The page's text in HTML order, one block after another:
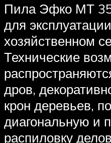
Пила Эфко МТ
для
хозяйственном
Технические
дров,
крон деревьев,
диагональную и
распиловку